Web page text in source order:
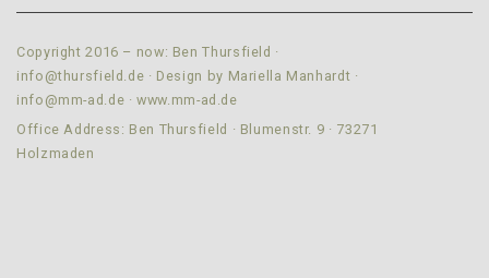
Copyright 2016 – now: Ben Thursfield ·
info@thursfield.de · Design by Mariella Manhardt ·
info@mm-ad.de ·www.mm-ad.de
Office Address: Ben Thursfield · Blumenstr. 9 · 73271
Holzmaden